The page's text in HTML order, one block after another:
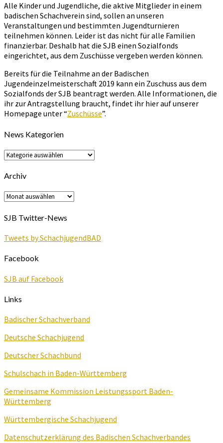
Alle Kinder und Jugendliche, die aktive Mitglieder in einem
badischen Schachverein sind, sollen an unseren
Veranstaltungen und bestimmten Jugendturnieren
teilnehmen können. Leider ist das nicht für alle Familien
finanzierbar. Deshalb hat die SJB einen Sozialfonds
eingerichtet, aus dem Zuschüsse vergeben werden können.
Bereits für die Teilnahme an der Badischen
Jugendeinzelmeisterschaft 2019 kann ein Zuschuss aus dem
Sozialfonds der SJB beantragt werden. Alle Informationen, die
ihr zur Antragstellung braucht, findet ihr hier auf unserer
Homepage unter “Zuschüsse”.
News Kategorien
News
Kategorien
Archiv
Archiv
SJB Twitter-News
Tweets by SchachjugendBAD
Facebook
SJB auf Facebook
Links
Badischer Schachverband
Deutsche Schachjugend
Deutscher Schachbund
Schulschach in Baden-Württemberg
Gemeinsame Kommission Leistungssport Baden-
Württemberg
Württembergische Schachjugend
Datenschutzerklärung des Badischen Schachverbandes